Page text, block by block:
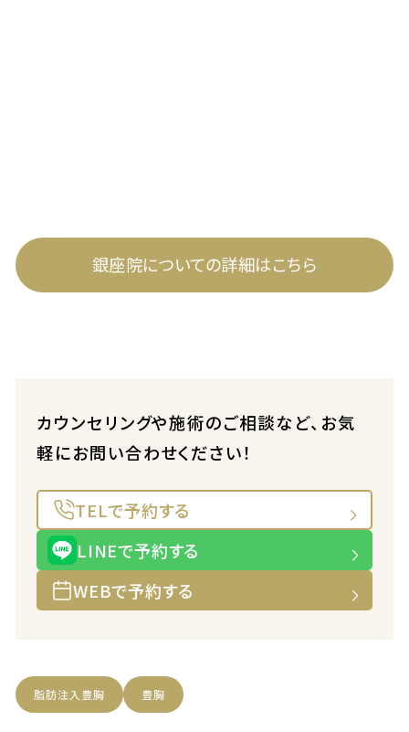
銀座院についての詳細はこちら
カウンセリングや施術のご相談など、お気
軽にお問い合わせください！
TELで予約する
LINEで予約する
WEBで予約する
脂肪注入豊胸 豊胸